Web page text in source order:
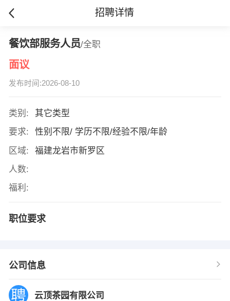
招聘详情
餐饮部服务人员/全职
面议
发布时间:2026-08-10
类别:
其它类型
要求:
性别不限/ 学历不限/经验不限/年龄
区域:
福建龙岩市新罗区
人数:
福利:
职位要求
公司信息
云顶茶园有限公司